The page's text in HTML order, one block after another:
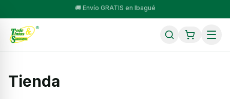
🚚 Envío GRATIS en Ibagué
Tienda